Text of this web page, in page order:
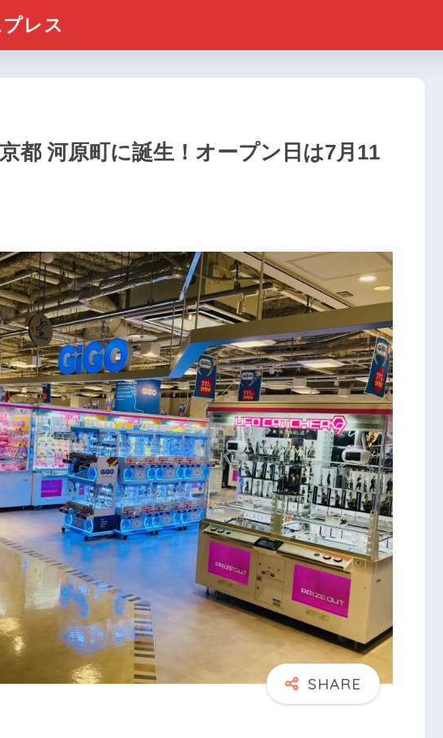
レス
都 河原町に誕生！オープン日は7月11